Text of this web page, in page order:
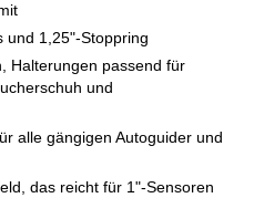
und 1,25"-Stoppring
Halterungen passend für
und
alle gängigen Autoguider und
das reicht für 1"-Sensoren